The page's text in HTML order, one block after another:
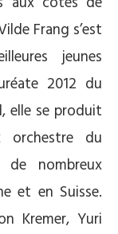
Frang s’est
jeunes
2012 du
elle se produit
orchestre du
nombreux
et en Suisse.
Kremer, Yuri